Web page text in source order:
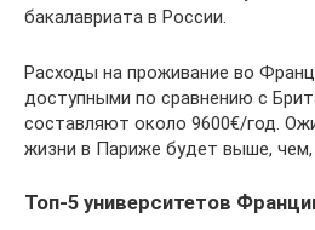
бакалавриата в России.
Расходы на проживание во
доступными по сравнению с
составляют около 9600€/год.
жизни в Париже будет выше, чем,
Топ-5 университетов